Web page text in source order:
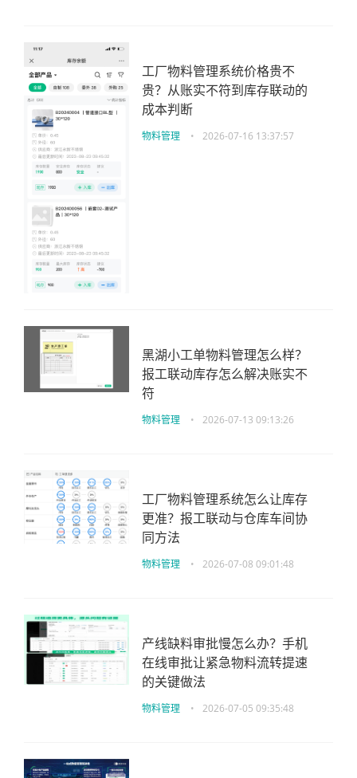
工厂物料管理系统价格贵不
贵？从账实不符到库存联动的
成本判断
物料管理 • 2026-07-16 13:37:57
黑湖小工单物料管理怎么样？
报工联动库存怎么解决账实不
符
物料管理 • 2026-07-13 09:13:26
工厂物料管理系统怎么让库存
更准？报工联动与仓库车间协
同方法
物料管理 • 2026-07-08 09:01:48
产线缺料审批慢怎么办？手机
在线审批让紧急物料流转提速
的关键做法
物料管理 • 2026-07-05 09:35:48